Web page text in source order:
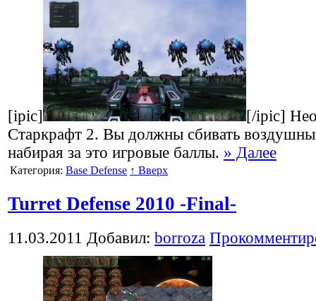
[ipic]
[/ipic]
Старкрафт 2. Вы должны сбивать
набирая за это игровые баллы. » Далее
Категория: Base Defense ↑ Вверх
Turret Defense 2010 -Final-
11.03.2011 Добавил: borroza